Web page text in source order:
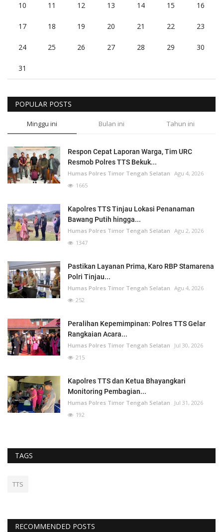
10 11 12 13 14 15 16
17 18 19 20 21 22 23
24 25 26 27 28 29 30
31
POPULAR POSTS
Minggu ini Bulan ini Tahun ini
Respon Cepat Laporan Warga, Tim URC
Resmob Polres TTS Bekuk...
Humas Polres Timor Tengah Selatan Agu 4, 2026
1665
Kapolres TTS Tinjau Lokasi Penanaman
Bawang Putih hingga...
Humas Polres Timor Tengah Selatan Agu 2, 2026
1347
Pastikan Layanan Prima, Karo RBP Stamarena
Polri Tinjau...
Humas Polres Timor Tengah Selatan Agu 4, 2026
252
Peralihan Kepemimpinan: Polres TTS Gelar
Rangkaian Acara...
Humas Polres Timor Tengah Selatan
Jul 30, 2026
215
Kapolres TTS dan Ketua Bhayangkari
Monitoring Pembagian...
Humas Polres Timor Tengah Selatan
Jul 31, 2026
192
TAGS
TTS
RECOMMENDED POSTS